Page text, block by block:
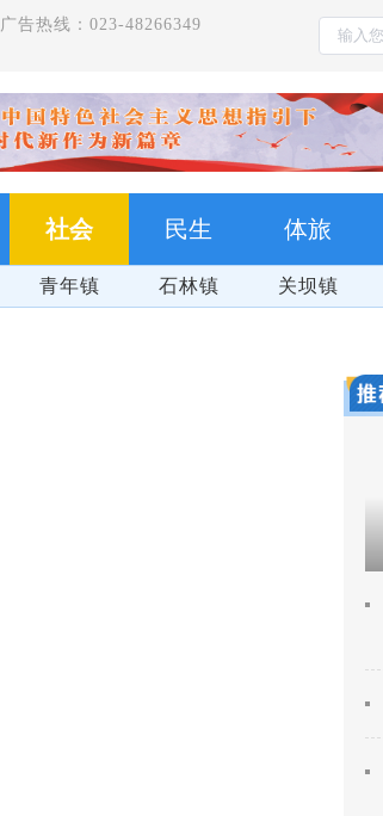
广告热线：023-48266349
社会 民生 体旅
青年镇 石林镇 关坝镇